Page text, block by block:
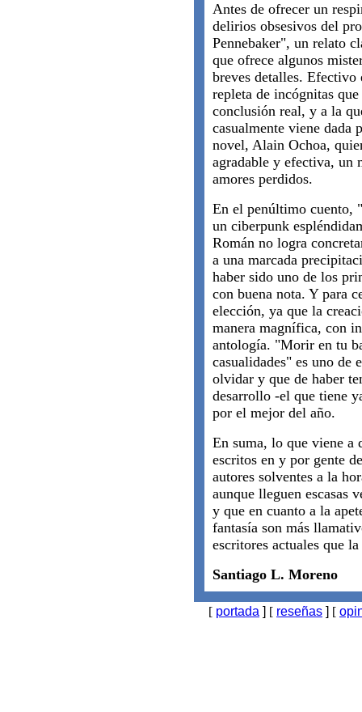
Antes de ofrecer un
delirios obsesivos del
Pennebaker", un relato
que ofrece algunos
breves detalles.
repleta de incógnitas que
conclusión real, y a la
casualmente viene dada
novel, Alain Ochoa,
agradable y efectiva, un
amores perdidos.
En el penúltimo cuento,
un ciberpunk
Román no logra
a una marcada
haber sido uno de los
con buena nota. Y para
elección, ya que la
manera magnífica, con
antología. "Morir en tu
casualidades" es uno de
olvidar y que de haber
desarrollo -el que tiene
por el mejor del año.
En suma, lo que viene a
escritos en y por gente
autores solventes a la
aunque lleguen escasas
y que en cuanto a la
fantasía son más
escritores actuales que
Santiago L. Moreno
[ portada ] [ reseñas ] [